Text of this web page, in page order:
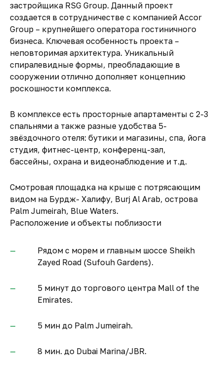
застройщика RSG Group. Данный проект
создается в сотрудничестве с компанией Accor
Group – крупнейшего оператора гостиничного
бизнеса. Ключевая особенность проекта –
неповторимая архитектура. Уникальный
спиралевидные формы, преобладающие в
сооружении отлично дополняет концепнию
роскошности комплекса.
В комплексе есть просторные апартаменты с 2-3
спальнями а также разные удобства 5-
звёздочного отеля: бутики и магазины, спа, йога
студия, фитнес-центр, конференц-зал,
бассейны, охрана и видеонаблюдение и т.д.
Смотровая площадка на крыше с потрясающим
видом на Бурдж- Халифу, Burj Al Arab, острова
Palm Jumeirah, Blue Waters.
Расположение и объекты поблизости
Рядом с морем и главным шоссе Sheikh
Zayed Road (Sufouh Gardens).
5 минут до торгового центра Mall of the
Emirates.
5 мин до Palm Jumeirah.
8 мин. до Dubai Marina/JBR.